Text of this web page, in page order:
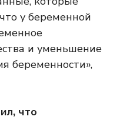
у беременной
и уменьшение
беременности»,
что